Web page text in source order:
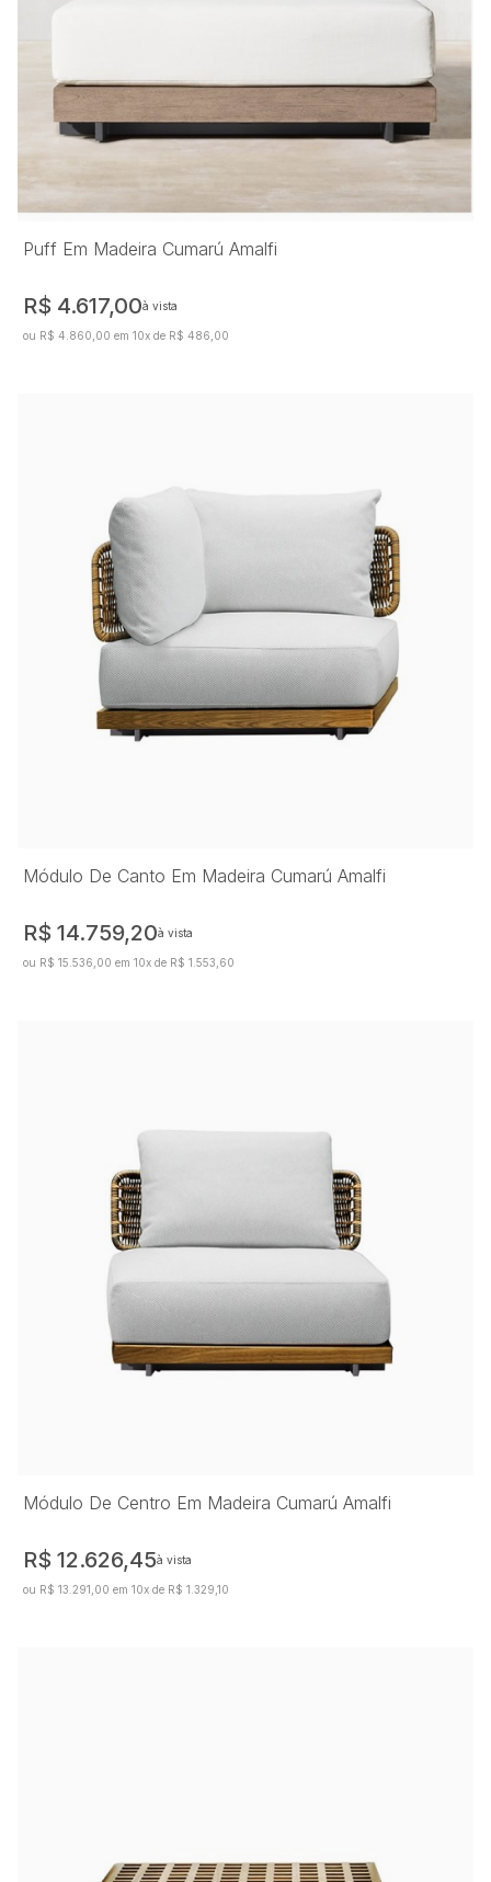
Puff Em Madeira Cumarú Amalfi
R$ 4.617,00à vista
ou R$ 4.860,00 em 10x de R$ 486,00
Módulo De Canto Em Madeira Cumarú Amalfi
R$ 14.759,20à vista
ou R$ 15.536,00 em 10x de R$ 1.553,60
Módulo De Centro Em Madeira Cumarú Amalfi
R$ 12.626,45à vista
ou R$ 13.291,00 em 10x de R$ 1.329,10